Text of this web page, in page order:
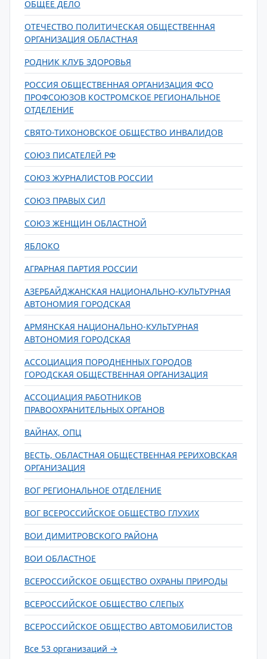
ОБЩЕЕ ДЕЛО
ОТЕЧЕСТВО ПОЛИТИЧЕСКАЯ ОБЩЕСТВЕННАЯ
ОРГАНИЗАЦИЯ ОБЛАСТНАЯ
РОДНИК КЛУБ ЗДОРОВЬЯ
РОССИЯ ОБЩЕСТВЕННАЯ ОРГАНИЗАЦИЯ ФСО
ПРОФСОЮЗОВ КОСТРОМСКОЕ РЕГИОНАЛЬНОЕ
ОТДЕЛЕНИЕ
СВЯТО-ТИХОНОВСКОЕ ОБЩЕСТВО ИНВАЛИДОВ
СОЮЗ ПИСАТЕЛЕЙ РФ
СОЮЗ ЖУРНАЛИСТОВ РОССИИ
СОЮЗ ПРАВЫХ СИЛ
СОЮЗ ЖЕНЩИН ОБЛАСТНОЙ
ЯБЛОКО
АГРАРНАЯ ПАРТИЯ РОССИИ
АЗЕРБАЙДЖАНСКАЯ НАЦИОНАЛЬНО-КУЛЬТУРНАЯ
АВТОНОМИЯ ГОРОДСКАЯ
АРМЯНСКАЯ НАЦИОНАЛЬНО-КУЛЬТУРНАЯ
АВТОНОМИЯ ГОРОДСКАЯ
АССОЦИАЦИЯ ПОРОДНЕННЫХ ГОРОДОВ
ГОРОДСКАЯ ОБЩЕСТВЕННАЯ ОРГАНИЗАЦИЯ
АССОЦИАЦИЯ РАБОТНИКОВ
ПРАВООХРАНИТЕЛЬНЫХ ОРГАНОВ
ВАЙНАХ, ОПЦ
ВЕСТЬ, ОБЛАСТНАЯ ОБЩЕСТВЕННАЯ РЕРИХОВСКАЯ
ОРГАНИЗАЦИЯ
ВОГ РЕГИОНАЛЬНОЕ ОТДЕЛЕНИЕ
ВОГ ВСЕРОССИЙСКОЕ ОБЩЕСТВО ГЛУХИХ
ВОИ ДИМИТРОВСКОГО РАЙОНА
ВОИ ОБЛАСТНОЕ
ВСЕРОССИЙСКОЕ ОБЩЕСТВО ОХРАНЫ ПРИРОДЫ
ВСЕРОССИЙСКОЕ ОБЩЕСТВО СЛЕПЫХ
ВСЕРОССИЙСКОЕ ОБЩЕСТВО АВТОМОБИЛИСТОВ
Все 53 организаций →